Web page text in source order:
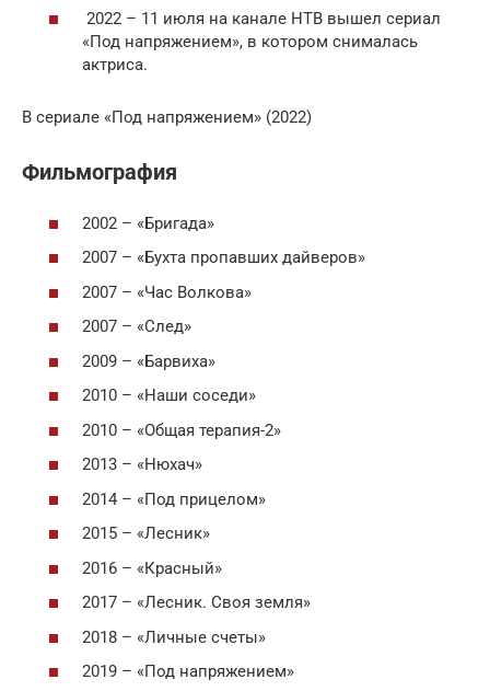
2022 – 11 июля на канале НТВ вышел сериал
«Под напряжением», в котором снималась
актриса.
В сериале «Под напряжением» (2022)
Фильмография
2002 – «Бригада»
2007 – «Бухта пропавших дайверов»
2007 – «Час Волкова»
2007 – «След»
2009 – «Барвиха»
2010 – «Наши соседи»
2010 – «Общая терапия-2»
2013 – «Нюхач»
2014 – «Под прицелом»
2015 – «Лесник»
2016 – «Красный»
2017 – «Лесник. Своя земля»
2018 – «Личные счеты»
2019 – «Под напряжением»